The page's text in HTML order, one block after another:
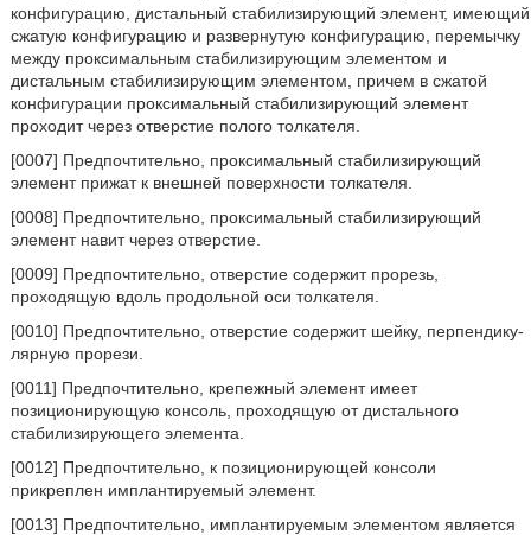
конфигурацию, дистальный стабилизирующий элемент, имеющий
сжатую конфигурацию и развернутую конфигурацию, перемычку
между проксимальным стабилизирующим элементом и
дистальным стабилизирующим элементом, причем в сжатой
конфигурации проксимальный стабилизирующий элемент
проходит через отверстие полого толкателя.
[0007] Предпочтительно, проксимальный стабилизирующий
элемент прижат к внешней поверхности толкателя.
[0008] Предпочтительно, проксимальный стабилизирующий
элемент навит через отверстие.
[0009] Предпочтительно, отверстие содержит прорезь,
проходящую вдоль продольной оси толкателя.
[0010] Предпочтительно, отверстие содержит шейку, перпендику-
лярную прорези.
[0011] Предпочтительно, крепежный элемент имеет
позиционирующую консоль, проходящую от дистального
стабилизирующего элемента.
[0012] Предпочтительно, к позиционирующей консоли
прикреплен имплантируемый элемент.
[0013] Предпочтительно, имплантируемым элементом является